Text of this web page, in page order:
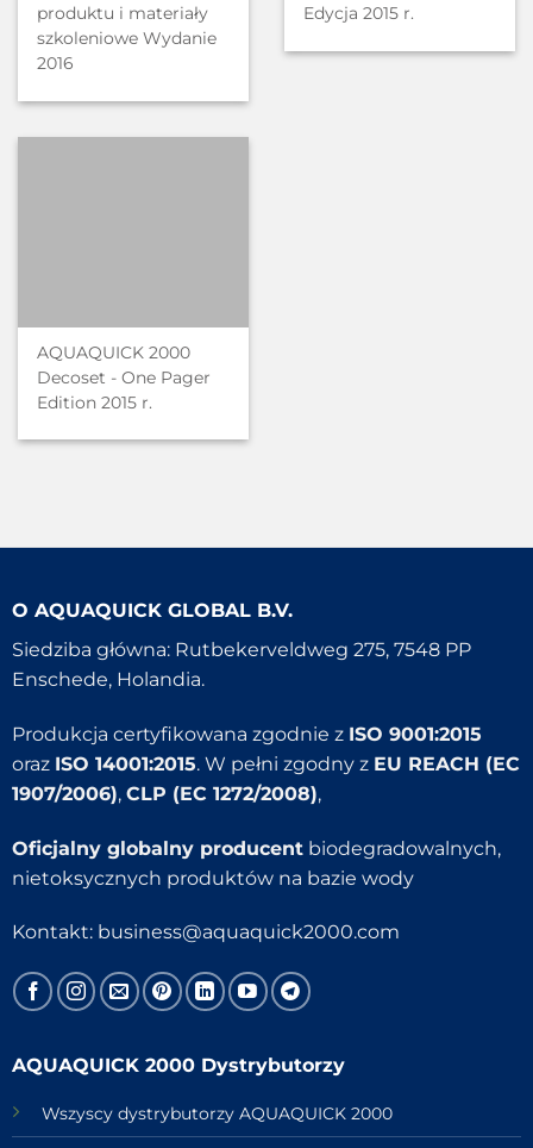
produktu i materiały
szkoleniowe Wydanie
2016
Edycja 2015 r.
AQUAQUICK 2000
Decoset - One Pager
Edition 2015 r.
O AQUAQUICK GLOBAL B.V.
Siedziba główna: Rutbekerveldweg 275, 7548 PP
Enschede, Holandia.
Produkcja certyfikowana zgodnie z ISO 9001:2015
oraz ISO 14001:2015. W pełni zgodny z EU REACH (EC
1907/2006), CLP (EC 1272/2008),
Oficjalny globalny producentbiodegradowalnych,
nietoksycznych produktów na bazie wody
Kontakt: business@aquaquick2000.com
AQUAQUICK 2000 Dystrybutorzy
Wszyscy dystrybutorzy AQUAQUICK 2000